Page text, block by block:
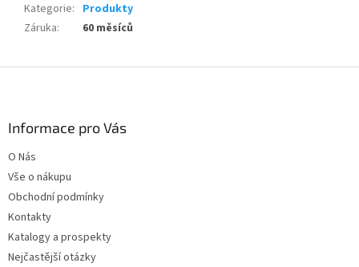
Kategorie: Produkty
Záruka: 60 měsíců
Informace pro Vás
O Nás
Vše o nákupu
Obchodní podmínky
Kontakty
Katalogy a prospekty
Nejčastější otázky